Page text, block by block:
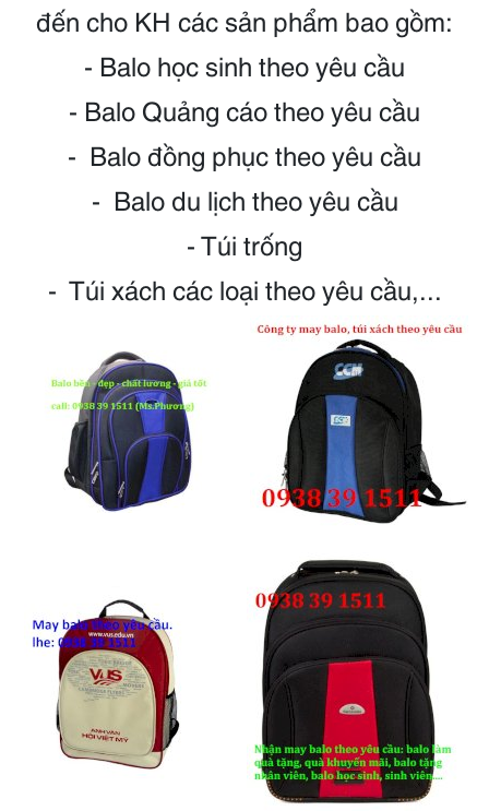
đến cho KH các sản phẩm bao gồm:
- Balo học sinh theo yêu cầu
- Balo Quảng cáo theo yêu cầu
- Balo đồng phục theo yêu cầu
- Balo du lịch theo yêu cầu
- Túi trống
- Túi xách các loại theo yêu cầu,...